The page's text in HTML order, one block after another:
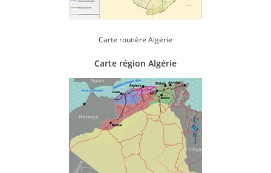
Carte routière Algérie
Carte région Algérie